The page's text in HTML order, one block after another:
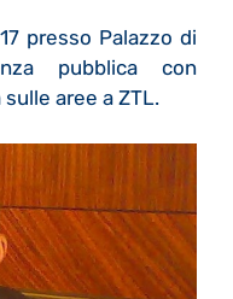
presso Palazzo di
pubblica con
aree a ZTL.